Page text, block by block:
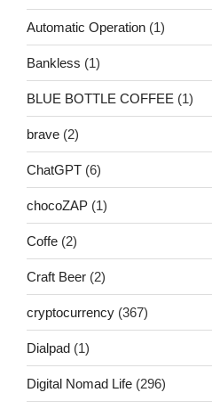
Automatic Operation (1)
Bankless (1)
BLUE BOTTLE COFFEE (1)
brave (2)
ChatGPT (6)
chocoZAP (1)
Coffe (2)
Craft Beer (2)
cryptocurrency (367)
Dialpad (1)
Digital Nomad Life (296)